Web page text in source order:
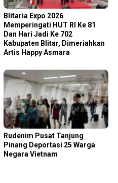
Blitaria Expo 2026
Memperingati HUT RI Ke 81
Dan Hari Jadi Ke 702
Kabupaten Blitar, Dimeriahkan
Artis Happy Asmara
Rudenim Pusat Tanjung
Pinang Deportasi 25 Warga
Negara Vietnam